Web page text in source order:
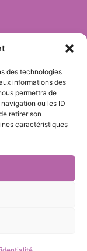
des technologies
informations des
permettra de
ou les ID
retirer son
caractéristiques